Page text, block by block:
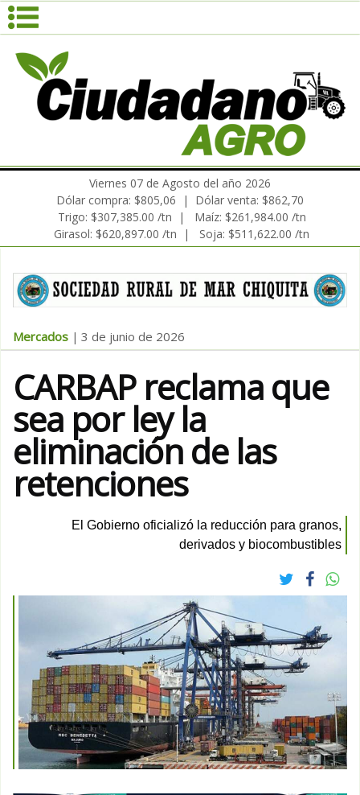
Dólar compra: $805,06 | Dólar venta: $862,70
Trigo: $307,385.00 /tn | Maíz: $261,984.00 /tn
Girasol: $620,897.00 /tn | Soja: $511,622.00 /tn
Viernes 07 de Agosto del año 2026
Mercados | 3 de junio de 2026
CARBAP reclama que
sea por ley la
eliminación de las
retenciones
El Gobierno oficializó la reducción para granos,
derivados y biocombustibles